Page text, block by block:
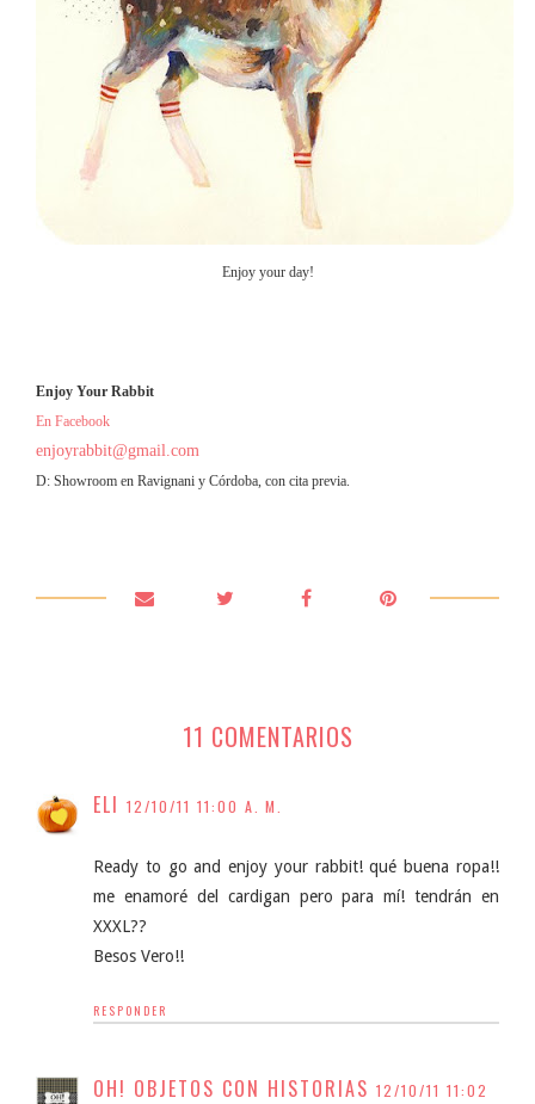
Enjoy your day!
Enjoy Your Rabbit
En Facebook
enjoyrabbit@gmail.com
D: Showroom en Ravignani y Córdoba, con cita previa.
11 COMENTARIOS
ELI 12/10/11 11:00 A. M.
Ready to go and enjoy your rabbit! qué buena ropa!!
me enamoré del cardigan pero para mí! tendrán en
XXXL??
Besos Vero!!
RESPONDER
OH! OBJETOS CON HISTORIAS 12/10/11 11:02